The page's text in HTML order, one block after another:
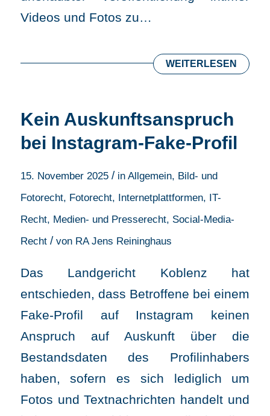
Videos und Fotos zu…
WEITERLESEN
Kein Auskunftsanspruch
bei Instagram-Fake-Profil
15. November 2025 / in Allgemein, Bild- und
Fotorecht, Fotorecht, Internetplattformen, IT-
Recht, Medien- und Presserecht, Social-Media-
Recht / von RA Jens Reininghaus
Das Landgericht Koblenz hat
entschieden, dass Betroffene bei einem
Fake-Profil auf Instagram keinen
Anspruch auf Auskunft über die
Bestandsdaten des Profilinhabers
haben, sofern es sich lediglich um
Fotos und Textnachrichten handelt und